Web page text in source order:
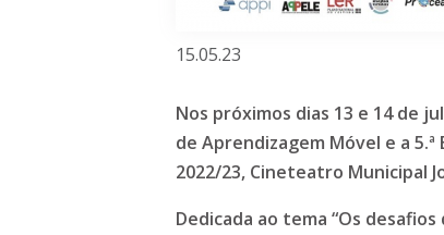
15.05.23
Nos próximos dias 13 e 14 de
de Aprendizagem Móvel e a 5.ª
2022/23, Cineteatro Municipal
Dedicada ao tema “Os